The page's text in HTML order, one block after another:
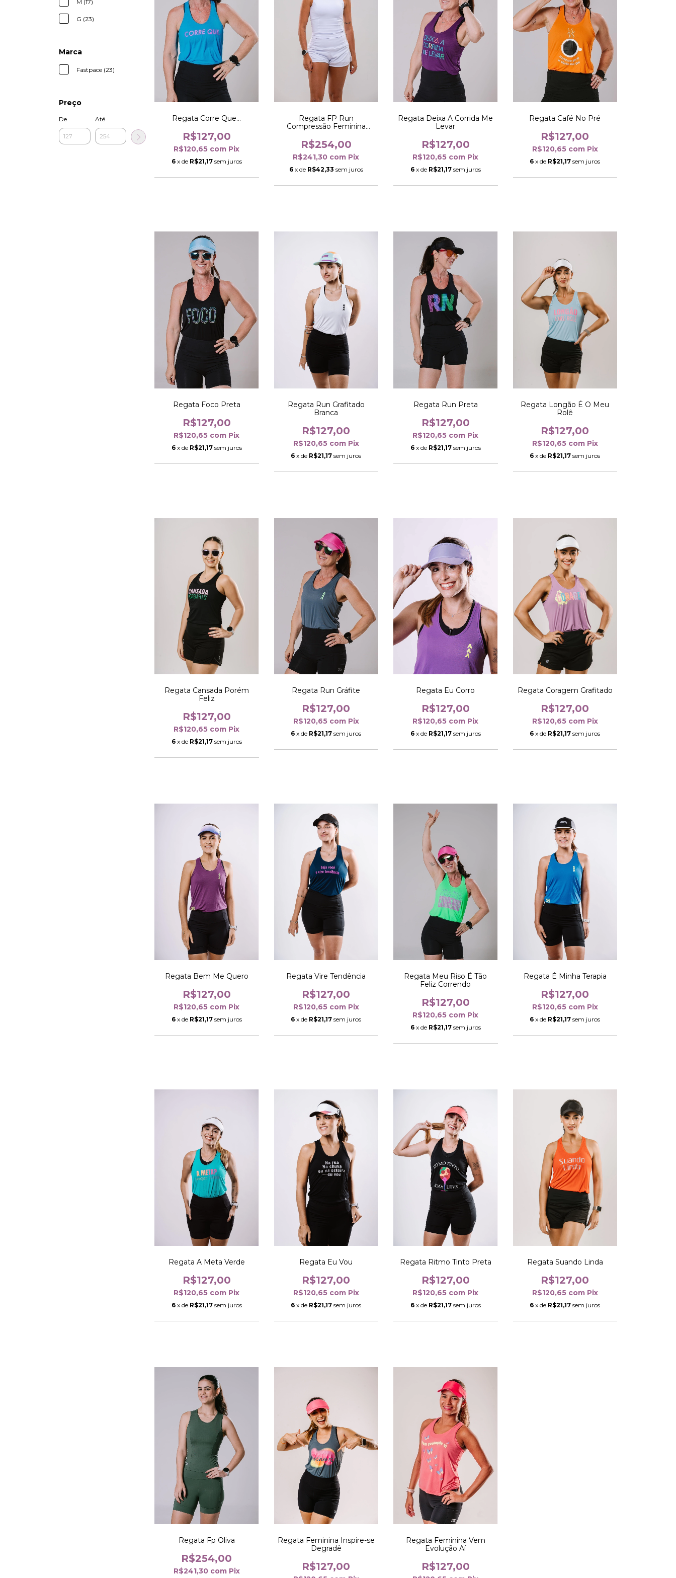
M (17)
G (23)
Marca
Fastpace (23)
Preço
De Até Regata Corre Que...
R$127,00
R$120,65 com Pix
6 x de R$21,17 sem juros
Regata FP Run
Compressão Feminina
R$254,00
R$241,30 com Pix
6 x de R$42,33 sem juros
Regata Deixa A Corrida Me
Levar
R$127,00
R$120,65 com Pix
6 x de R$21,17 sem juros
Regata Café No Pré
R$127,00
R$120,65 com Pix
6 x de R$21,17 sem juros
Regata Foco Preta
R$127,00
R$120,65 com Pix
6 x de R$21,17 sem juros
Regata Run Grafitado
Branca
R$127,00
R$120,65 com Pix
6 x de R$21,17 sem juros
Regata Run Preta
R$127,00
R$120,65 com Pix
6 x de R$21,17 sem juros
Regata Longão É O Meu
Rolê
R$127,00
R$120,65 com Pix
6 x de R$21,17 sem juros
Regata Cansada Porém
Feliz
R$127,00
R$120,65 com Pix
6 x de R$21,17 sem juros
Regata Run Gráfite
R$127,00
R$120,65 com Pix
6 x de R$21,17 sem juros
Regata Eu Corro
R$127,00
R$120,65 com Pix
6 x de R$21,17 sem juros
Regata Coragem Grafitado
R$127,00
R$120,65 com Pix
6 x de R$21,17 sem juros
Regata Bem Me Quero
R$127,00
R$120,65 com Pix
6 x de R$21,17 sem juros
Regata Vire Tendência
R$127,00
R$120,65 com Pix
6 x de R$21,17 sem juros
Regata Meu Riso É Tão
Feliz Correndo
R$127,00
R$120,65 com Pix
6 x de R$21,17 sem juros
Regata É Minha Terapia
R$127,00
R$120,65 com Pix
6 x de R$21,17 sem juros
Regata A Meta Verde
R$127,00
R$120,65 com Pix
6 x de R$21,17 sem juros
Regata Eu Vou
R$127,00
R$120,65 com Pix
6 x de R$21,17 sem juros
Regata Ritmo Tinto Preta
R$127,00
R$120,65 com Pix
6 x de R$21,17 sem juros
Regata Suando Linda
R$127,00
R$120,65 com Pix
6 x de R$21,17 sem juros
Regata Fp Oliva
R$254,00
R$241,30 com Pix
Regata Feminina Inspire-se
Degradê
R$127,00
Regata Feminina Vem
Evolução Aí
R$127,00